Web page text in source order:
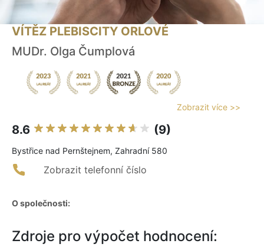
VÍTĚZ PLEBISCITY ORLOVÉ
MUDr. Olga Čumplová
Zobrazit více >>
8.6 (9)
Bystřice nad Pernštejnem, Zahradní 580
Zobrazit telefonní číslo
O společnosti:
Zdroje pro výpočet hodnocení: